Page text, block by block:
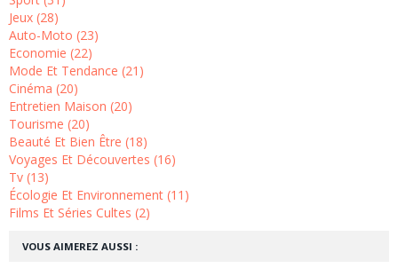
VOUS AIMEREZ AUSSI :
Jeux (28)
Auto-Moto (23)
Economie (22)
Mode Et Tendance (21)
Cinéma (20)
Entretien Maison (20)
Tourisme (20)
Beauté Et Bien Être (18)
Voyages Et Découvertes (16)
Tv (13)
Écologie Et Environnement (11)
Films Et Séries Cultes (2)